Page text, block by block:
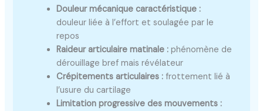
Douleur mécanique caractéristique :
douleur liée à l’effort et soulagée par le
repos
Raideur articulaire matinale : phénomène de
dérouillage bref mais révélateur
Crépitements articulaires : frottement lié à
l’usure du cartilage
Limitation progressive des mouvements :